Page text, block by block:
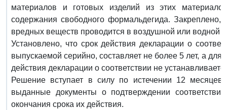
материалов и готовых изделий из этих
содержания свободного формальдегида.
вредных веществ проводится в воздушной или водной
Установлено, что срок действия декларации о
выпускаемой серийно, составляет не более 5 лет, а
действия декларации о соответствии не
Решение вступает в силу по истечении 12
выданные документы о подтверждении
окончания срока их действия.